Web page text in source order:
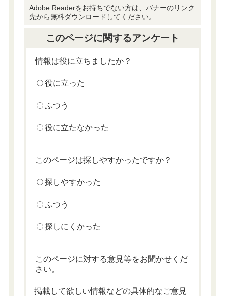
Adobe Readerをお持ちでない方は、バナーのリンク
先から無料ダウンロードしてください。
このページに関するアンケート
情報は役に立ちましたか？
役に立った
ふつう
役に立たなかった
このページは探しやすかったですか？
探しやすかった
ふつう
探しにくかった
このページに対する意見等をお聞かせくだ
さい。
掲載して欲しい情報などの具体的なご意見